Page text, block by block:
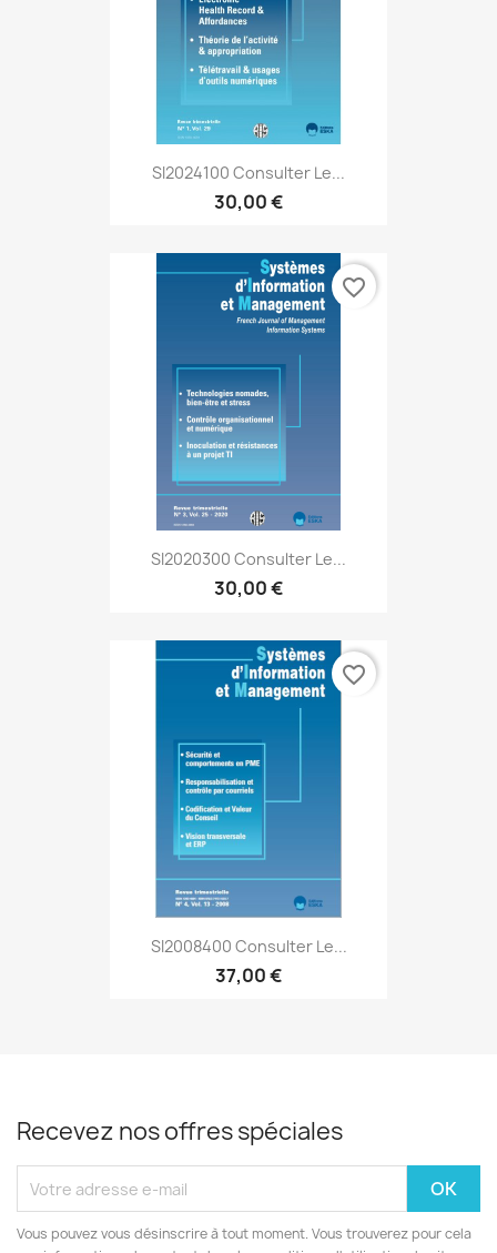
SI2024100 Consulter Le...
30,00 €
SI2020300 Consulter Le...
30,00 €
favorite_border
SI2008400 Consulter Le...
37,00 €
favorite_border
Recevez nos offres spéciales
Vous pouvez vous désinscrire à tout moment. Vous trouverez pour cela